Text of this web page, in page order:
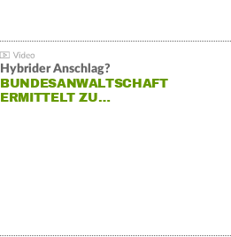
Hybrider Anschlag?
BUNDESANWALTSCHAFT
ERMITTELT ZU…